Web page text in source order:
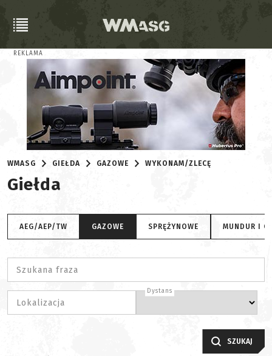
REKLAMA
WMASG GIEŁDA GAZOWE WYKONAM/ZLECĘ
Giełda
AEG/AEP/TW GAZOWE SPRĘŻYNOWE MUNDUR I
Szukana fraza
Lokalizacja
Dystans
SZUKAJ